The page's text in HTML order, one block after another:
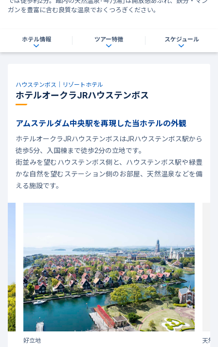
ガンを豊富に含む良質な温泉でおくつろぎください。
ホテル情報 ツアー特徴 スケジュール
ハウステンボス｜リゾートホテル
ホテルオークラJRハウステンボス
アムステルダム中央駅を再現した当ホテルの外観
ホテルオークラJRハウステンボスはJRハウステンボス駅から
徒歩5分、入国棟まで徒歩2分の立地です。
街並みを望むハウステンボス側と、ハウステンボス駅や緑豊
かな自然を望むステーション側のお部屋、天然温泉などを備
える施設です。
好立地 天然